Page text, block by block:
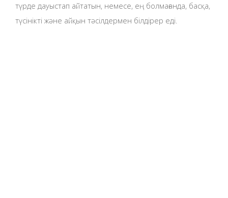
түрде дауыстап айтатын, немесе, ең болмағанда, басқа,
түсінікті және айқын тәсілдермен білдірер еді.